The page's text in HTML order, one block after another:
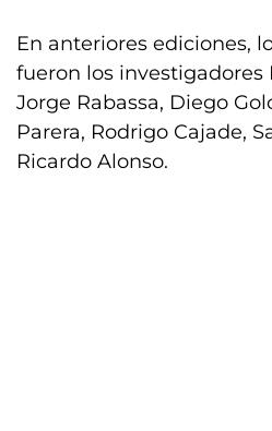
En anteriores ediciones,
fueron los investigadores
Jorge Rabassa, Diego
Parera, Rodrigo Cajade,
Ricardo Alonso.